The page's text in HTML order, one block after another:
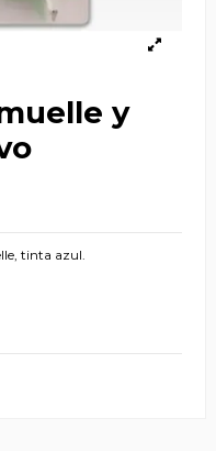
y
tinta azul.